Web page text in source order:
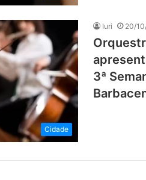
Cidade
Iuri 20/
3ª